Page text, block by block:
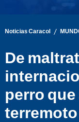
Noticias Caracol /
De
perro